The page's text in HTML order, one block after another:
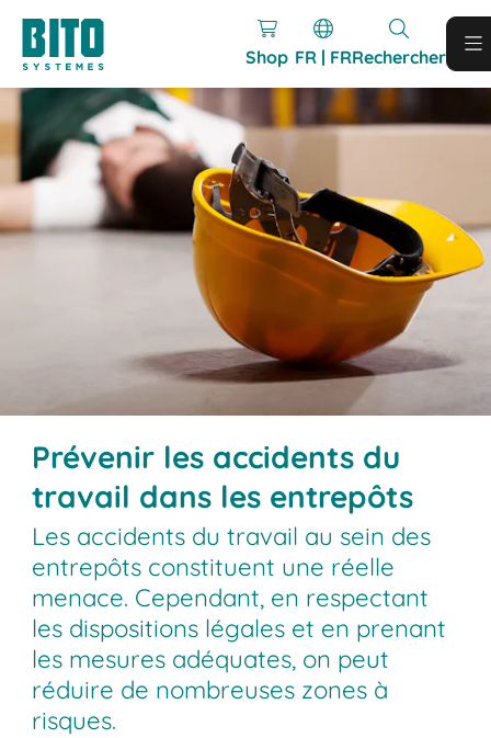
Shop FR | FRRechercher
Prévenir les accidents du
travail dans les entrepôts
Les accidents du travail au sein des
entrepôts constituent une réelle
menace. Cependant, en respectant
les dispositions légales et en prenant
les mesures adéquates, on peut
réduire de nombreuses zones à
risques.